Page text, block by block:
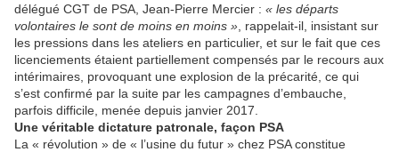
délégué CGT de PSA, Jean-Pierre Mercier : « les départs
volontaires le sont de moins en moins » , rappelait-il, insistant sur
les pressions dans les ateliers en particulier, et sur le fait que ces
licenciements étaient partiellement compensés par le recours aux
intérimaires, provoquant une explosion de la précarité, ce qui
s’est confirmé par la suite par les campagnes d’embauche,
parfois difficile, menée depuis janvier 2017.
Une véritable dictature patronale, façon PSA
La « révolution » de « l’usine du futur » chez PSA constitue